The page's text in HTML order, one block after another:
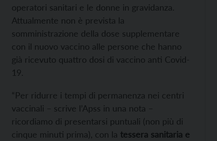
operatori sanitari e le donne in gravidanza.
Attualmente non è prevista la
somministrazione della dose supplementare
con il nuovo vaccino alle persone che hanno
già ricevuto quattro dosi di vaccino anti Covid-
19.
“Per ridurre i tempi di permanenza nei centri
vaccinali – scrive l’Apss in una nota –
ricordiamo di presentarsi puntuali (non più di
cinque minuti prima), con la tessera sanitaria e